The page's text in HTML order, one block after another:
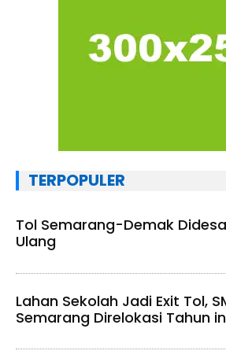
TERPOPULER
Tol Semarang-Demak
Ulang
Lahan Sekolah Jadi Exit Tol,
Semarang Direlokasi Tahun